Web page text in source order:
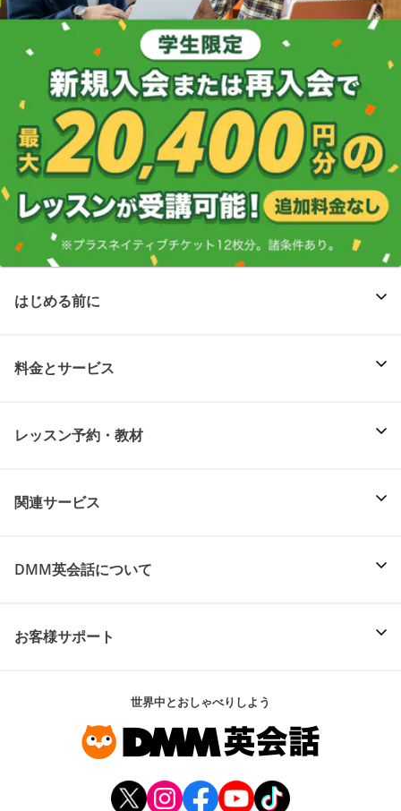
はじめる前に
料金とサービス
レッスン予約・教材
関連サービス
DMM英会話について
お客様サポート
世界中とおしゃべりしよう